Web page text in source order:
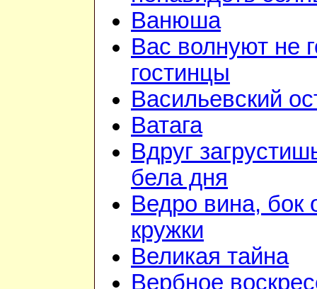
Ванюша
Вас волнуют не
гостинцы
Васильевский
Ватага
Вдруг
бела дня
Ведро вина, бок
кружки
Великая тайна
Вербное